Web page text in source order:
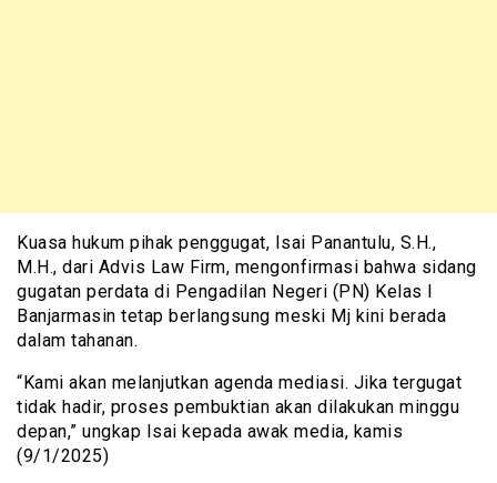
Kuasa hukum pihak penggugat, Isai Panantulu, S.H.,
M.H., dari Advis Law Firm, mengonfirmasi bahwa sidang
gugatan perdata di Pengadilan Negeri (PN) Kelas I
Banjarmasin tetap berlangsung meski Mj kini berada
dalam tahanan.
“Kami akan melanjutkan agenda mediasi. Jika tergugat
tidak hadir, proses pembuktian akan dilakukan minggu
depan,” ungkap Isai kepada awak media, kamis
(9/1/2025)